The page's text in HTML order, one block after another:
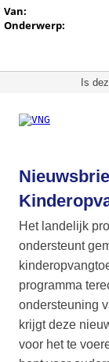
Van:
Onderwerp: